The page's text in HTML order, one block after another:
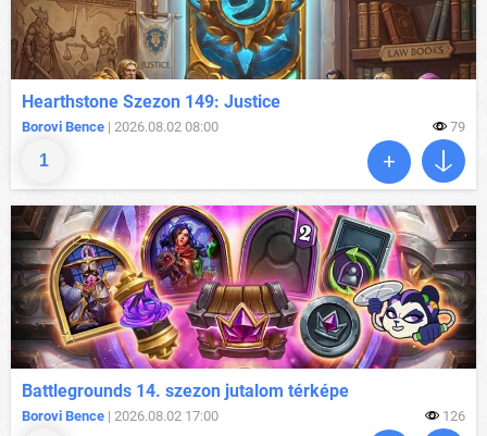
1
Hearthstone Szezon 149: Justice
Borovi Bence | 2026.08.02 08:00 79
Battlegrounds 14. szezon jutalom térképe
Borovi Bence | 2026.08.02 17:00 126